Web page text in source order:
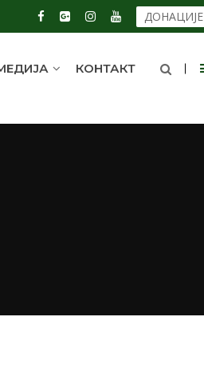
ДОНАЦИЈЕ
КОНТАКТ